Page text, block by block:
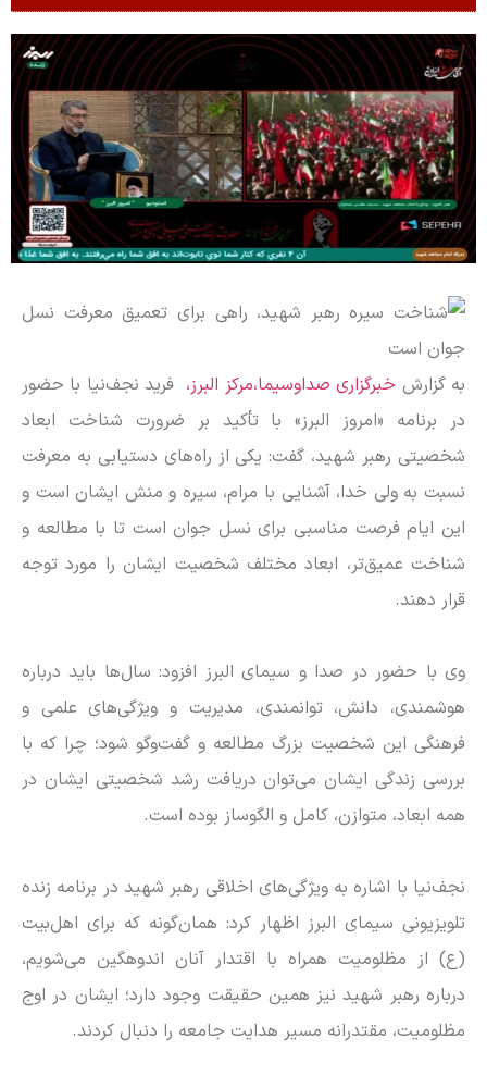
به گزارش خبرگزاری صداوسیما،مرکز البرز، فرید نجف‌نیا با حضور
در برنامه «امروز البرز» با تأکید بر ضرورت شناخت ابعاد
شخصیتی رهبر شهید، گفت: یکی از راه‌های دستیابی به معرفت
نسبت به ولی خدا، آشنایی با مرام، سیره و منش ایشان است و
این ایام فرصت مناسبی برای نسل جوان است تا با مطالعه و
شناخت عمیق‌تر، ابعاد مختلف شخصیت ایشان را مورد توجه
قرار دهند.
وی با حضور در صدا و سیمای البرز افزود: سال‌ها باید درباره
هوشمندی، دانش، توانمندی، مدیریت و ویژگی‌های علمی و
فرهنگی این شخصیت بزرگ مطالعه و گفت‌و‌گو شود؛ چرا که با
بررسی زندگی ایشان می‌توان دریافت رشد شخصیتی ایشان در
همه ابعاد، متوازن، کامل و الگوساز بوده است.
نجف‌نیا با اشاره به ویژگی‌های اخلاقی رهبر شهید در برنامه زنده
تلویزیونی سیمای البرز اظهار کرد: همان‌گونه که برای اهل‌بیت
(ع) از مظلومیت همراه با اقتدار آنان اندوهگین می‌شویم،
درباره رهبر شهید نیز همین حقیقت وجود دارد؛ ایشان در اوج
مظلومیت، مقتدرانه مسیر هدایت جامعه را دنبال کردند.